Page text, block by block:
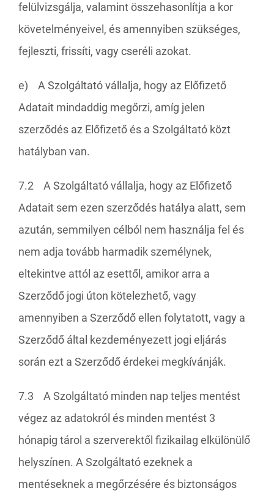
felülvizsgálja, valamint összehasonlítja a kor
követelményeivel, és amennyiben szükséges,
fejleszti, frissíti, vagy cseréli azokat.
e) A Szolgáltató vállalja, hogy az Előfizető
Adatait mindaddig megőrzi, amíg jelen
szerződés az Előfizető és a Szolgáltató közt
hatályban van.
7.2 A Szolgáltató vállalja, hogy az Előfizető
Adatait sem ezen szerződés hatálya alatt, sem
azután, semmilyen célból nem használja fel és
nem adja tovább harmadik személynek,
eltekintve attól az esettől, amikor arra a
Szerződő jogi úton kötelezhető, vagy
amennyiben a Szerződő ellen folytatott, vagy a
Szerződő által kezdeményezett jogi eljárás
során ezt a Szerződő érdekei megkívánják.
7.3 A Szolgáltató minden nap teljes mentést
végez az adatokról és minden mentést 3
hónapig tárol a szerverektől fizikailag elkülönülő
helyszínen. A Szolgáltató ezeknek a
mentéseknek a megőrzésére és biztonságos